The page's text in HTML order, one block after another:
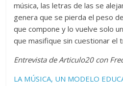
música, las letras de las se
genera que se pierda el peso
que compone y lo vuelve solo
que masifique sin cuestionar el
Entrevista de Articulo20 con
LA MÚSICA, UN MODELO